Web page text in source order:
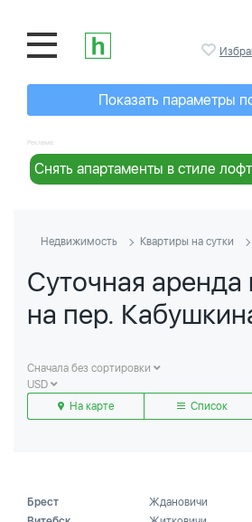
Показать параметры
Реклама:
Снять апартаменты в стиле
Недвижимость Квартиры на сутки
Суточная аренда
на пер.
Сначала без сортировки
USD
На карте
Список
Брест
Ждановичи